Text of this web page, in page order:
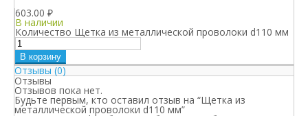
603.00 ₽
В наличии
Количество Щетка из металлической проволоки d110 мм
В корзину
Отзывы (0)
Отзывы
Отзывов пока нет.
Будьте первым, кто оставил отзыв на “Щетка из
металлической проволоки d110 мм”